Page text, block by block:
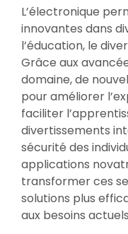
L’électronique
innovantes dans
l’éducation, le
Grâce aux
domaine, de
pour améliorer
faciliter
divertissements
sécurité des
applications
transformer ces
solutions plus
aux besoins